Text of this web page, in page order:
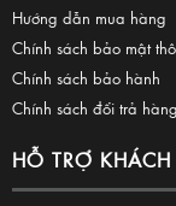
Hướng dẫn mua hàng
Chính sách bảo mật
Chính sách bảo hành
Chính sách đổi trả hàng
HỖ TRỢ